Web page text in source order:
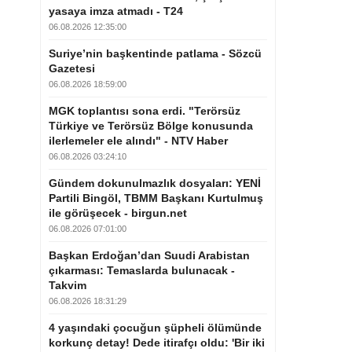
yasaya imza atmadı - T24
06.08.2026 12:35:00
Suriye’nin başkentinde patlama - Sözcü
Gazetesi
06.08.2026 18:59:00
MGK toplantısı sona erdi. "Terörsüz
Türkiye ve Terörsüz Bölge konusunda
ilerlemeler ele alındı" - NTV Haber
06.08.2026 03:24:10
Gündem dokunulmazlık dosyaları: YENİ
Partili Bingöl, TBMM Başkanı Kurtulmuş
ile görüşecek - birgun.net
06.08.2026 07:01:00
Başkan Erdoğan’dan Suudi Arabistan
çıkarması: Temaslarda bulunacak -
Takvim
06.08.2026 18:31:29
4 yaşındaki çocuğun şüpheli ölümünde
korkunç detay! Dede itirafçı oldu: 'Bir iki